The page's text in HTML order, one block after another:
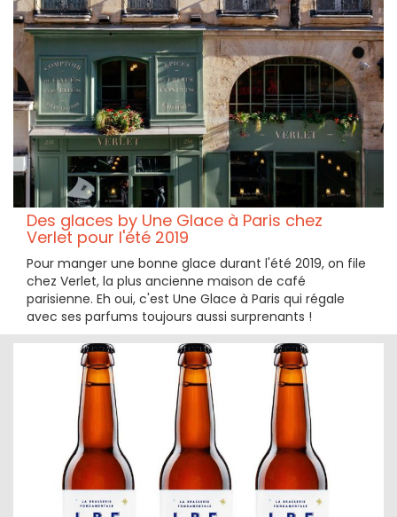
Des glaces by Une Glace à Paris chez
Verlet pour l'été 2019
Pour manger une bonne glace durant l'été 2019, on file
chez Verlet, la plus ancienne maison de café
parisienne. Eh oui, c'est Une Glace à Paris qui régale
avec ses parfums toujours aussi surprenants !